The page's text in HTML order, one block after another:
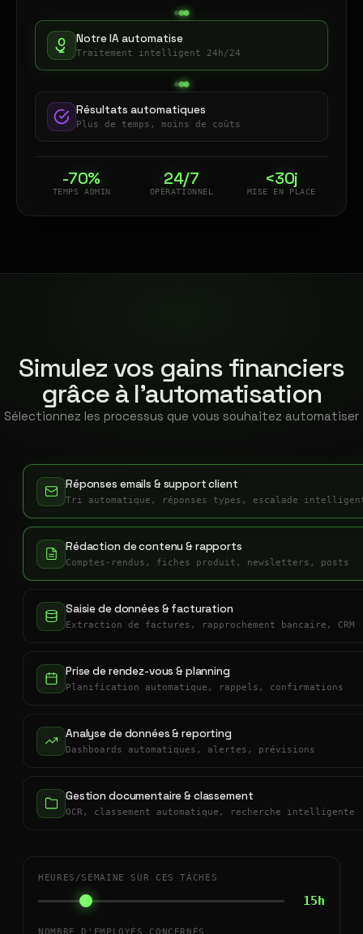
Notre IA automatise
Traitement intelligent 24h/24
Résultats automatiques
Plus de temps, moins de coûts
-70%
TEMPS ADMIN
24/7
OPÉRATIONNEL
<30j
MISE EN PLACE
Simulez vos gains financiers
grâce à l'automatisation
Sélectionnez les processus que vous souhaitez automatiser
Réponses emails & support client
Tri automatique, réponses types, escalade
Rédaction de contenu & rapports
Comptes-rendus, fiches produit, newsletters, posts
Saisie de données & facturation
Extraction de factures, rapprochement bancaire, CRM
Prise de rendez-vous & planning
Planification automatique, rappels, confirmations
Analyse de données & reporting
Dashboards automatiques, alertes, prévisions
Gestion documentaire & classement
OCR, classement automatique, recherche intelligente
HEURES/SEMAINE SUR CES TÂCHES
15h
NOMBRE D'EMPLOYÉS CONCERNÉS